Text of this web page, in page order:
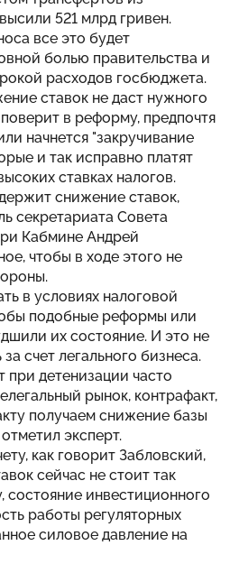
521 млрд гривен.
все это будет
болью правительства и
расходов госбюджета.
ставок не даст нужного
в реформу, предпочтя
начнется "закручивание
и так исправно платят
ставках налогов.
снижение ставок,
секретариата Совета
Кабмине Андрей
чтобы в ходе этого не
в условиях налоговой
подобные реформы или
их состояние. И это не
счет легального бизнеса.
при детенизации часто
рынок, контрафакт,
получаем снижение базы
эксперт.
как говорит Забловский,
сейчас не стоит так
состояние инвестиционного
работы регуляторных
силовое давление на